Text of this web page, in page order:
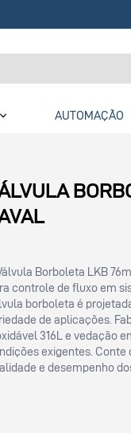
AUTOMAÇÃO
Borboleta LKB
controle de fluxo em
borboleta é
de aplicações.
316L e vedação
exigentes. Conte
e desempenho